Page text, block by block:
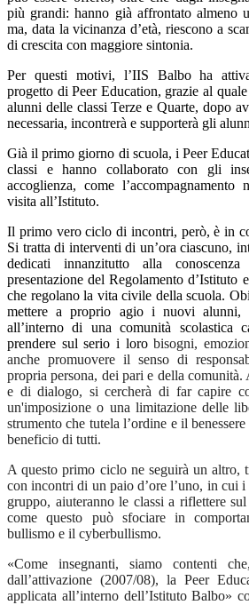
più grandi: hanno già affrontato almeno
ma, data la vicinanza d’età, riescono a
di crescita con maggiore sintonia.
Per questi motivi, l’IIS Balbo ha
progetto di Peer Education, grazie al
alunni delle classi Terze e Quarte, dopo
necessaria, incontrerà e supporterà gli
Già il primo giorno di scuola, i Peer
classi e hanno collaborato con gli
accoglienza, come
visita all’Istituto.
Il primo vero ciclo di incontri, però, è in
Si tratta di interventi di un’ora ciascuno,
dedicati innanzitutto alla
presentazione del Regolamento d’Istituto
che regolano la vita civile della scuola.
mettere a proprio agio i nuovi alunni,
all’interno di una comunità scolastica
prendere sul serio i lorobisogni,
anche promuovere il senso di
propria persona, dei pari e della
e di dialogo, si cercherà di far capire
un'imposizione o una limitazione delle
strumento che tutela l’ordine e il
beneficio di tutti.
A questo primo ciclo ne seguirà un altro,
con incontri di un paio d’ore l’uno, in cui i
gruppo, aiuteranno le classi a riflettere
come questo può sfociare in
bullismo e il cyberbullismo.
«Come insegnanti, siamo contenti
dall’attivazione (2007/08), la Peer
applicata all’interno dell’Istituto Balbo»